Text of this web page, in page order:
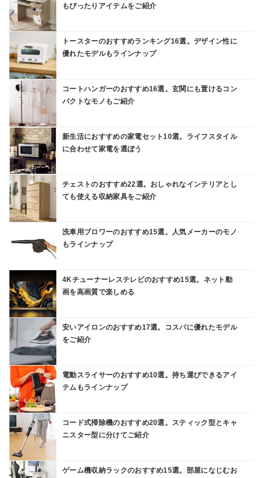
もぴったりアイテムをご紹介
トースターのおすすめランキング16選。デザイン性に
優れたモデルもラインナップ
コートハンガーのおすすめ16選。玄関にも置けるコン
パクトなモノもご紹介
新生活におすすめの家電セット10選。ライフスタイル
に合わせて家電を選ぼう
チェストのおすすめ22選。おしゃれなインテリアとし
ても使える収納家具をご紹介
洗車用ブロワーのおすすめ15選。人気メーカーのモノ
もラインナップ
4Kチューナーレステレビのおすすめ15選。ネット動
画を高画質で楽しめる
安いアイロンのおすすめ17選。コスパに優れたモデル
をご紹介
電動スライサーのおすすめ10選。持ち運びできるアイ
テムもラインナップ
コード式掃除機のおすすめ20選。スティック型とキャ
ニスター型に分けてご紹介
ゲーム機収納ラックのおすすめ15選。部屋になじむお